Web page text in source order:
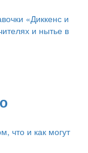
«Диккенс и
и нытье в
что и как могут